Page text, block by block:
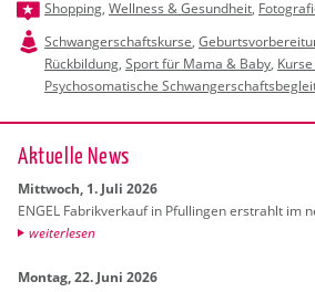
Shopping, Wellness & Gesundheit,
Schwangerschaftskurse,
Rückbildung, Sport für Mama & Baby,
Psychosomatische
Ak­tu­el­le News
Mitt­woch, 1. Juli 2026
ENGEL Fa­brik­ver­kauf in Pful­lin­gen er­strahlt im
wei­ter­le­sen
Mon­tag, 22. Juni 2026